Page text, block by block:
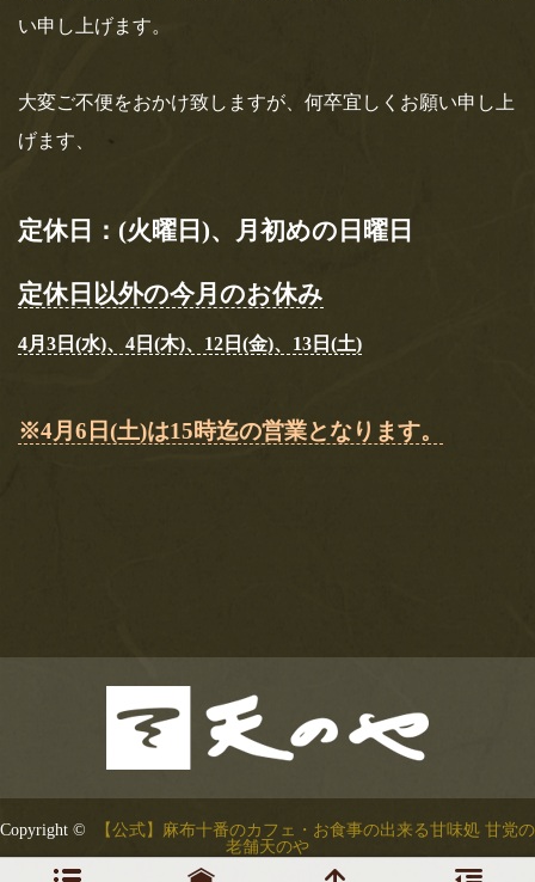
い申し上げます。
大変ご不便をおかけ致しますが、何卒宜しくお願い申し上
げます、
定休日：(火曜日)、月初めの日曜日
定休日以外の今月のお休み
4月3日(水)、4日(木)、12日(金)、13日(土)
※4月6日(土)は15時迄の営業となります。
Copyright ©
【公式】麻布十番のカフェ・お食事の出来る甘味処 甘党の
老舗天のや
おすすめ記事
登録されている記事はございません。